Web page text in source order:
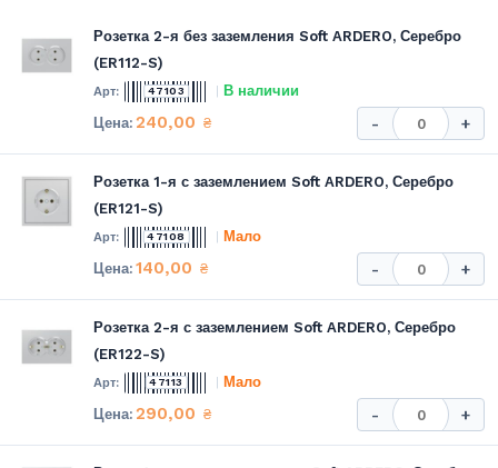
Розетка 2-я без заземления Soft ARDERO, Серебро
(ER112-S)
47103 В наличии
240,00 ₴ - +
Розетка 1-я с заземлением Soft ARDERO, Серебро
(ER121-S)
47108 Мало
140,00 ₴ - +
Розетка 2-я с заземлением Soft ARDERO, Серебро
(ER122-S)
47113 Мало
290,00 ₴ - +